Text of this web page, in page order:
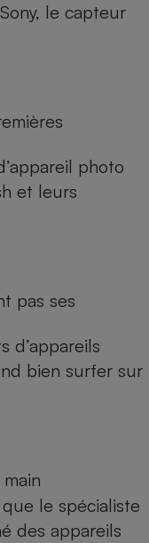
le capteur
photo
et leurs
pas ses
d’appareils
bien surfer sur
le spécialiste
des appareils